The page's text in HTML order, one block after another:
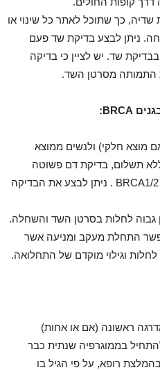
כך שתוכל לאתר כל שינוי או
ניתן לבצע בדיקת שד פעם
שד. יש לציין כי בדיקה
התמותה מסרטן השד.
BRCA
:
מוצא חלקי) ולנשים ממוצא
תשלום, בדיקת דם פשוטה
לאיתור נשאות למוטציה בגנים BRCA1/2 . ניתן לבצע את הבדיקה
גבוה לחלות בסרטן השד והשחלה.
התחלת מעקב ומניעה אשר
וגילוי מוקדם של התחלואה.
ראשונה (אם או אחות)
בממוגרפיה שנתית כבר
בהמלצת רופא, על פי הגיל בו